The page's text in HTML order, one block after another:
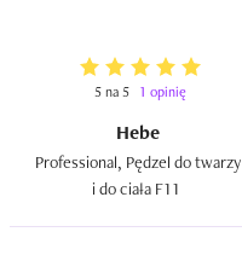
5 na 5 1 opinię
Hebe
Professional, Pędzel do twarzy